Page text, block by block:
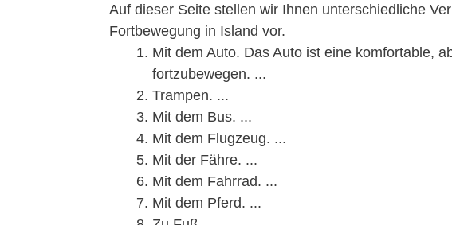
Auf dieser Seite stellen wir Ihnen unterschiedliche
Fortbewegung in Island vor.
Mit dem Auto. Das Auto ist eine komfortable,
fortzubewegen. ...
Trampen. ...
Mit dem Bus. ...
Mit dem Flugzeug. ...
Mit der Fähre. ...
Mit dem Fahrrad. ...
Mit dem Pferd. ...